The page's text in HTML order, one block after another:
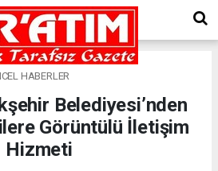
HABERLER
Belediyesi’nden
Görüntülü İletişim
Hizmeti